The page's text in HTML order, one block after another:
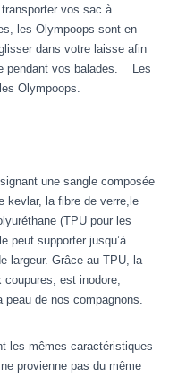
vos sac à
les Olympoops sont en
dans votre laisse afin
pendant vos balades. Les
Olympoops.
une sangle composée
kevlar, la fibre de verre,le
(TPU pour les
peut supporter jusqu’à
largeur. Grâce au TPU, la
est inodore,
de nos compagnons.
les mêmes caractéristiques
provienne pas du même